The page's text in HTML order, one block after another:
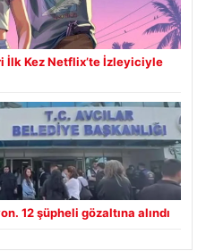
İlk Kez Netflix’te İzleyiciyle
12 şüpheli gözaltına alındı